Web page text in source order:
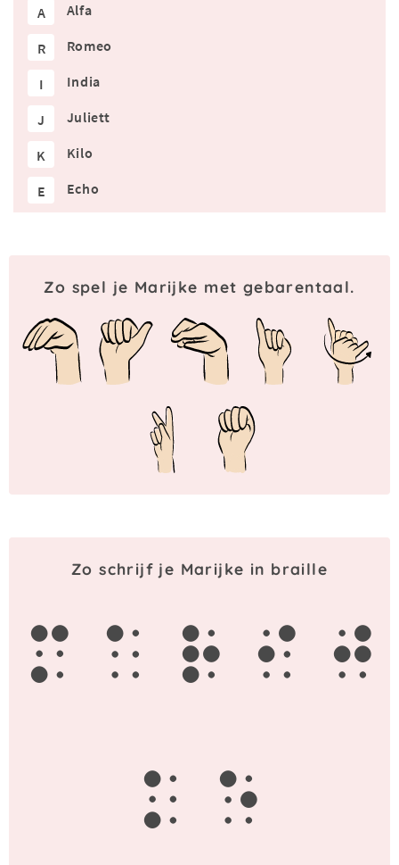
A Alfa
R Romeo
I India
J Juliett
K Kilo
E Echo
Zo spel je Marijke met gebarentaal.
Zo schrijf je Marijke in braille
m a r i j
k e